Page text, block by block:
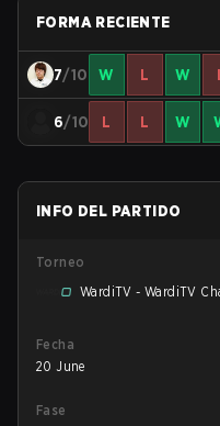
FORMA RECIENTE
7/10 W L W
6/10 L L W
INFO DEL PARTIDO
Torneo
WardiTV - WardiTV
Fecha
20 June
Fase